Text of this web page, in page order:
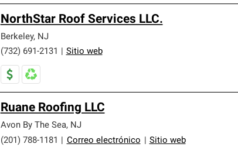
NorthStar Roof Services LLC.
Berkeley, NJ
(732) 691-2131
Sitio web
Ruane Roofing LLC
Avon By The Sea, NJ
(201) 788-1181
Correo electrónico Sitio web